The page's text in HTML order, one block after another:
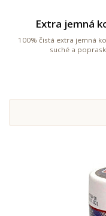
Extra jemná
100% čistá extra jemná
suché a